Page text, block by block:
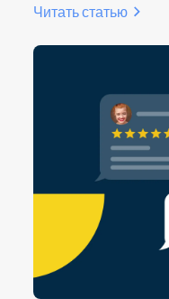
Читать статью